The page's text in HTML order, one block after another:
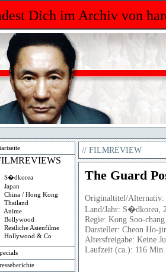
Dich im Archiv von
S�dkorea
Japan
China / Hong Kong
Thailand
Anime
Bollywood
Restliche Asienfilme
Hollywood & Co
// FILMREVIEW
The Guard
Originaltitel/Alternativ:
Land/Jahr: S�dkorea,
Regie: Kong Soo-chang
Darsteller: Cheon Ho-
Altersfreigabe: Keine
Laufzeit (ca.): 116 Min.